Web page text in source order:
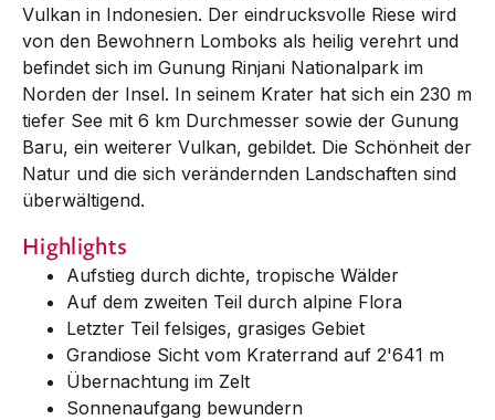
Vulkan in Indonesien. Der eindrucksvolle Riese wird
von den Bewohnern Lomboks als heilig verehrt und
befindet sich im Gunung Rinjani Nationalpark im
Norden der Insel. In seinem Krater hat sich ein 230 m
tiefer See mit 6 km Durchmesser sowie der Gunung
Baru, ein weiterer Vulkan, gebildet. Die Schönheit der
Natur und die sich verändernden Landschaften sind
überwältigend.
Highlights
Aufstieg durch dichte, tropische Wälder
Auf dem zweiten Teil durch alpine Flora
Letzter Teil felsiges, grasiges Gebiet
Grandiose Sicht vom Kraterrand auf 2'641 m
Übernachtung im Zelt
Sonnenaufgang bewundern